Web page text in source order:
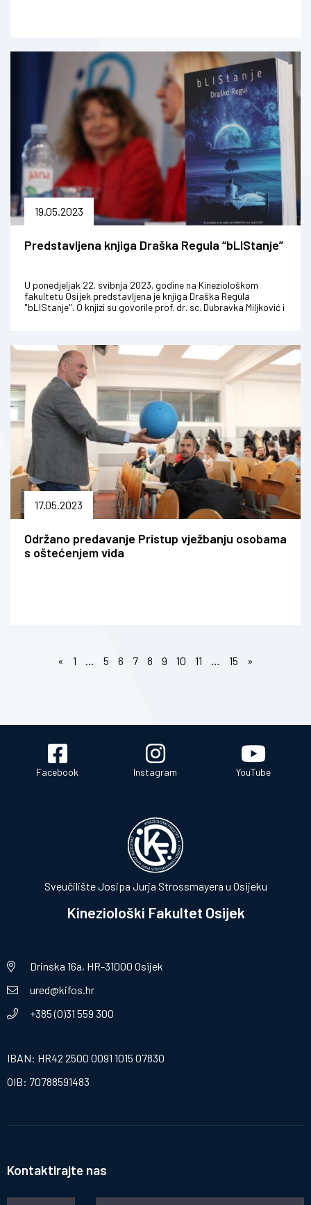
19.05.2023
Predstavljena knjiga Draška Regula “bLIStanje”
U ponedjeljak 22. svibnja 2023. godine na Kineziološkom
fakultetu Osijek predstavljena je knjiga Draška Regula
"bLIStanje". O knjizi su govorile prof. dr. sc. Dubravka Miljković i
17.05.2023
Održano predavanje Pristup vježbanju osobama
s oštećenjem vida
« 1 … 5 6 7 8 9 10 11 … 15 »
Facebook Instagram YouTube
Sveučilište Josipa Jurja Strossmayera u Osijeku
Kineziološki Fakultet Osijek
Drinska 16a, HR-31000 Osijek
ured@kifos.hr
+385 (0)31 559 300
IBAN: HR42 2500 0091 1015 07830
OIB: 70788591483
Kontaktirajte nas